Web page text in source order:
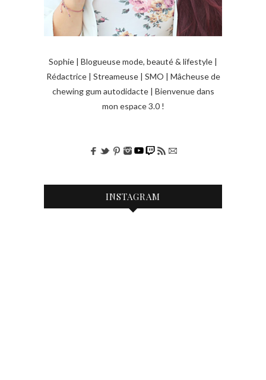
e
Sophie | Blogueuse mode, beauté & lifestyle |
Rédactrice | Streameuse | SMO | Mâcheuse de
chewing gum autodidacte | Bienvenue dans
mon espace 3.0 !
INSTAGRAM